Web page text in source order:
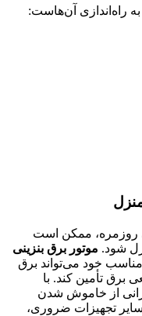
به راه‌اندازی آن‌هاست:
روزمره، ممکن است
شود. موتور برق بنزینی
مناسب خود می‌تواند برق
برق تأمین کند. با
از خاموش شدن
سایر تجهیزات ضروری،